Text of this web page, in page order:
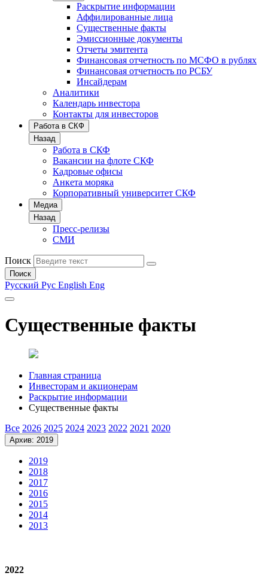
Раскрытие информации
Аффилированные лица
Существенные факты
Эмиссионные документы
Отчеты эмитента
Финансовая отчетность по МСФО в рублях
Финансовая отчетность по РСБУ
Инсайдерам
Аналитики
Календарь инвестора
Контакты для инвесторов
Работа в СКФ
Назад
Работа в СКФ
Вакансии на флоте СКФ
Кадровые офисы
Анкета моряка
Корпоративный университет СКФ
Медиа
Назад
Пресс-релизы
СМИ
Поиск
Поиск
Русский Рус English Eng
Существенные факты
Главная страница
Инвесторам и акционерам
Раскрытие информации
Существенные факты
Все 2026 2025 2024 2023 2022 2021 2020
Архив: 2019
2019
2018
2017
2016
2015
2014
2013
2022